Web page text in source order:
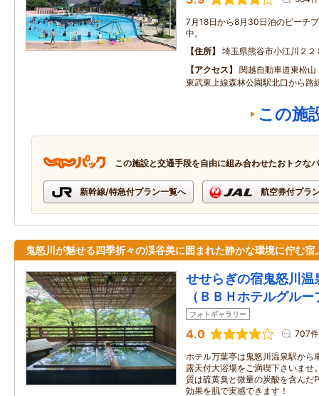
7月18日から8月30日泊のビーチ
中。
住所
埼玉県熊谷市小江川２２
アクセス
関越自動車道東松
東武東上線森林公園駅北口から路
この施
この施設と交通手段を自由に組み合わせたおトクな
新幹線/特急付プラン一覧へ 航空券付プラ
鬼怒川が魅せる四季折々の渓谷美に囲まれた静かな環境に佇む宿
せせらぎの宿鬼怒川温
（ＢＢＨホテルグルー
フォトギャラリー
4.0 707件
ホテル万葉亭は鬼怒川温泉駅から
露天付大浴場をご満喫下さいま
質は硫黄臭と微量の炭酸を含んだ
効果を肌で実感できます！